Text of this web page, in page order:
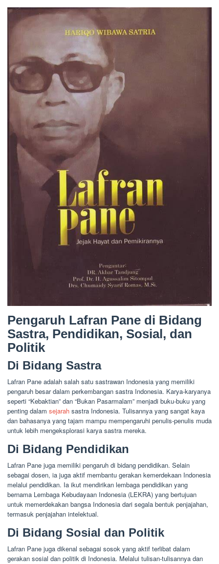
Pengaruh Lafran Pane di Bidang
Sastra, Pendidikan, Sosial, dan
Politik
Di Bidang Sastra
Lafran Pane adalah salah satu sastrawan Indonesia yang memiliki
pengaruh besar dalam perkembangan sastra Indonesia. Karya-karyanya
seperti “Kebaktian” dan “Bukan Pasarmalam” menjadi buku-buku yang
penting dalam sejarah sastra Indonesia. Tulisannya yang sangat kaya
dan bahasanya yang tajam mampu mempengaruhi penulis-penulis muda
untuk lebih mengeksplorasi karya sastra mereka.
Di Bidang Pendidikan
Lafran Pane juga memiliki pengaruh di bidang pendidikan. Selain
sebagai dosen, ia juga aktif membantu gerakan kemerdekaan Indonesia
melalui pendidikan. Ia ikut mendirikan lembaga pendidikan yang
bernama Lembaga Kebudayaan Indonesia (LEKRA) yang bertujuan
untuk memerdekakan bangsa Indonesia dari segala bentuk penjajahan,
termasuk penjajahan intelektual.
Di Bidang Sosial dan Politik
Lafran Pane juga dikenal sebagai sosok yang aktif terlibat dalam
gerakan sosial dan politik di Indonesia. Melalui tulisan-tulisannya dan